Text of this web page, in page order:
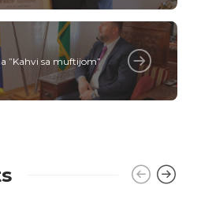
”Kahvi sa muftijom”